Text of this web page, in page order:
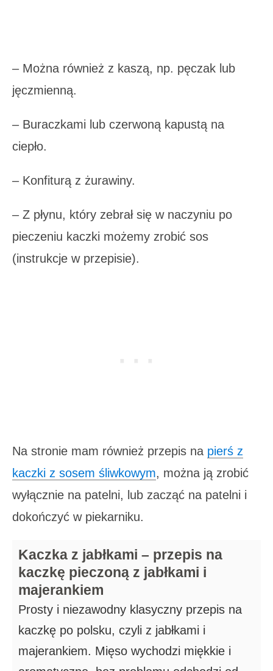
– Można również z kaszą, np. pęczak lub
jęczmienną.
– Buraczkami lub czerwoną kapustą na
ciepło.
– Konfiturą z żurawiny.
– Z płynu, który zebrał się w naczyniu po
pieczeniu kaczki możemy zrobić sos
(instrukcje w przepisie).
Na stronie mam również przepis na pierś z
kaczki z sosem śliwkowym, można ją zrobić
wyłącznie na patelni, lub zacząć na patelni i
dokończyć w piekarniku.
Kaczka z jabłkami – przepis na
kaczkę pieczoną z jabłkami i
majerankiem
Prosty i niezawodny klasyczny przepis na
kaczkę po polsku, czyli z jabłkami i
majerankiem. Mięso wychodzi miękkie i